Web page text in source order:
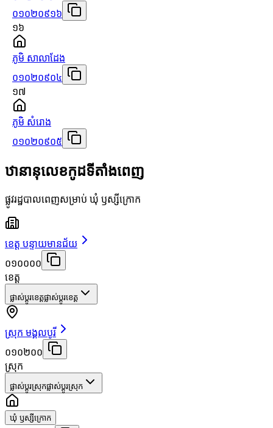
០១០២០៩១៦
១៦
ភូមិ សាលាដែង
០១០២០៩០៤
១៧
ភូមិ សំរោង
០១០២០៩០៥
ឋានានុលេខកូដទីតាំងពេញ
ផ្លូវរដ្ឋបាលពេញសម្រាប់ ឃុំ ឫស្សីក្រោក
ខេត្ត បន្ទាយមានជ័យ
០១០០០០
ខេត្ត
ផ្លាស់ប្តូរខេត្តផ្លាស់ប្តូរខេត្ត
ស្រុក មង្គលបូរី
០១០២០០
ស្រុក
ផ្លាស់ប្តូរស្រុកផ្លាស់ប្តូរស្រុក
ឃុំ ឫស្សីក្រោក